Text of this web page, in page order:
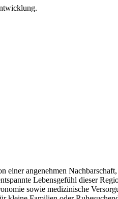
angenehmen
Lebensgefühl dieser
sowie medizinische